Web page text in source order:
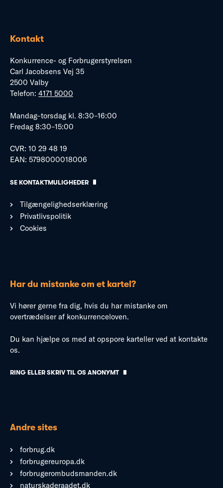
Kontakt
Konkurrence- og Forbrugerstyrelsen
Carl Jacobsens Vej 35
2500 Valby
Telefon: 4171 5000
Mandag–torsdag kl. 8:30–16:00
Fredag 8:30–15:00
CVR: 10 29 48 19
EAN: 5798000018006
SE KONTAKTMULIGHEDER
Tilgængelighedserklæring
Privatlivspolitik
Cookies
Har du mistanke om et kartel?
Vi hører gerne fra dig, hvis du har mistanke om
overtrædelser af konkurrenceloven.
Du kan hjælpe os med at opspore karteller ved at kontakte
os.
RING ELLER SKRIV TIL OS ANONYMT
Andre sites
forbrug.dk
forbrugereuropa.dk
forbrugerombudsmanden.dk
naturskaderaadet.dk